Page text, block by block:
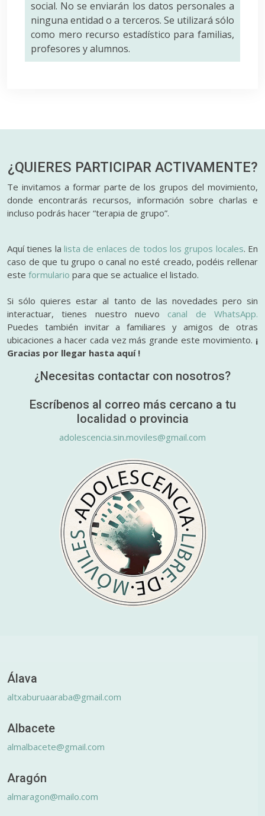
social. No se enviarán los datos personales a
ninguna entidad o a terceros. Se utilizará sólo
como mero recurso estadístico para familias,
profesores y alumnos.
¿QUIERES PARTICIPAR ACTIVAMENTE?
Te invitamos a formar parte de los grupos del movimiento,
donde encontrarás recursos, información sobre charlas e
incluso podrás hacer “terapia de grupo”.
Aquí tienes lalista de enlaces de todos los grupos locales. En
caso de que tu grupo o canal no esté creado, podéis rellenar
este formulario para que se actualice el listado.
Si sólo quieres estar al tanto de las novedades pero sin
interactuar, tienes nuestro nuevo canal de WhatsApp.
Puedes también invitar a familiares y amigos de otras
ubicaciones a hacer cada vez más grande este movimiento. ¡
Gracias por llegar hasta aquí !
¿Necesitas contactar con nosotros?
Escríbenos al correo más cercano a tu
localidad o provincia
adolescencia.sin.moviles@gmail.com
Álava
altxaburuaaraba@gmail.com
Albacete
almalbacete@gmail.com
Aragón
almaragon@mailo.com